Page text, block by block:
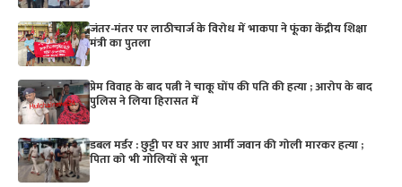
जंतर-मंतर पर लाठीचार्ज के विरोध में भाकपा ने फूंका केंद्रीय शिक्षा
मंत्री का पुतला
प्रेम विवाह के बाद पत्नी ने चाकू घोंप की पति की हत्या ; आरोप के बाद
पुलिस ने लिया हिरासत में
डबल मर्डर : छुट्टी पर घर आए आर्मी जवान की गोली मारकर हत्या ;
पिता को भी गोलियों से भूना